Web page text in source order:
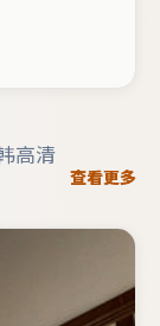
剧/悬疑调
，这部作品
高清
查看更多